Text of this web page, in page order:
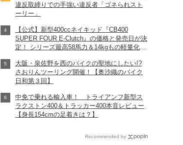
違反取締りでの手強い違反者「ゴネられスト
ーリー」
【公式】新型400ccネイキッド『CB400
SUPER FOUR E-Clutch』の価格と発売日が決
定！ シリーズ最高58馬力＆14kgもの軽量化!?
【Honda2026新車ニュース】
大阪・泉佐野を西のバイクの聖地にしたい!?
さおりんツーリング開催！【奥沙織のバイク
日和第３回】
中免で乗れる輸入車！ トライアンフ新型ス
ラクストン400＆トラッカー400本音レビュー
【身長154cmの足着きは？】
Recommended by